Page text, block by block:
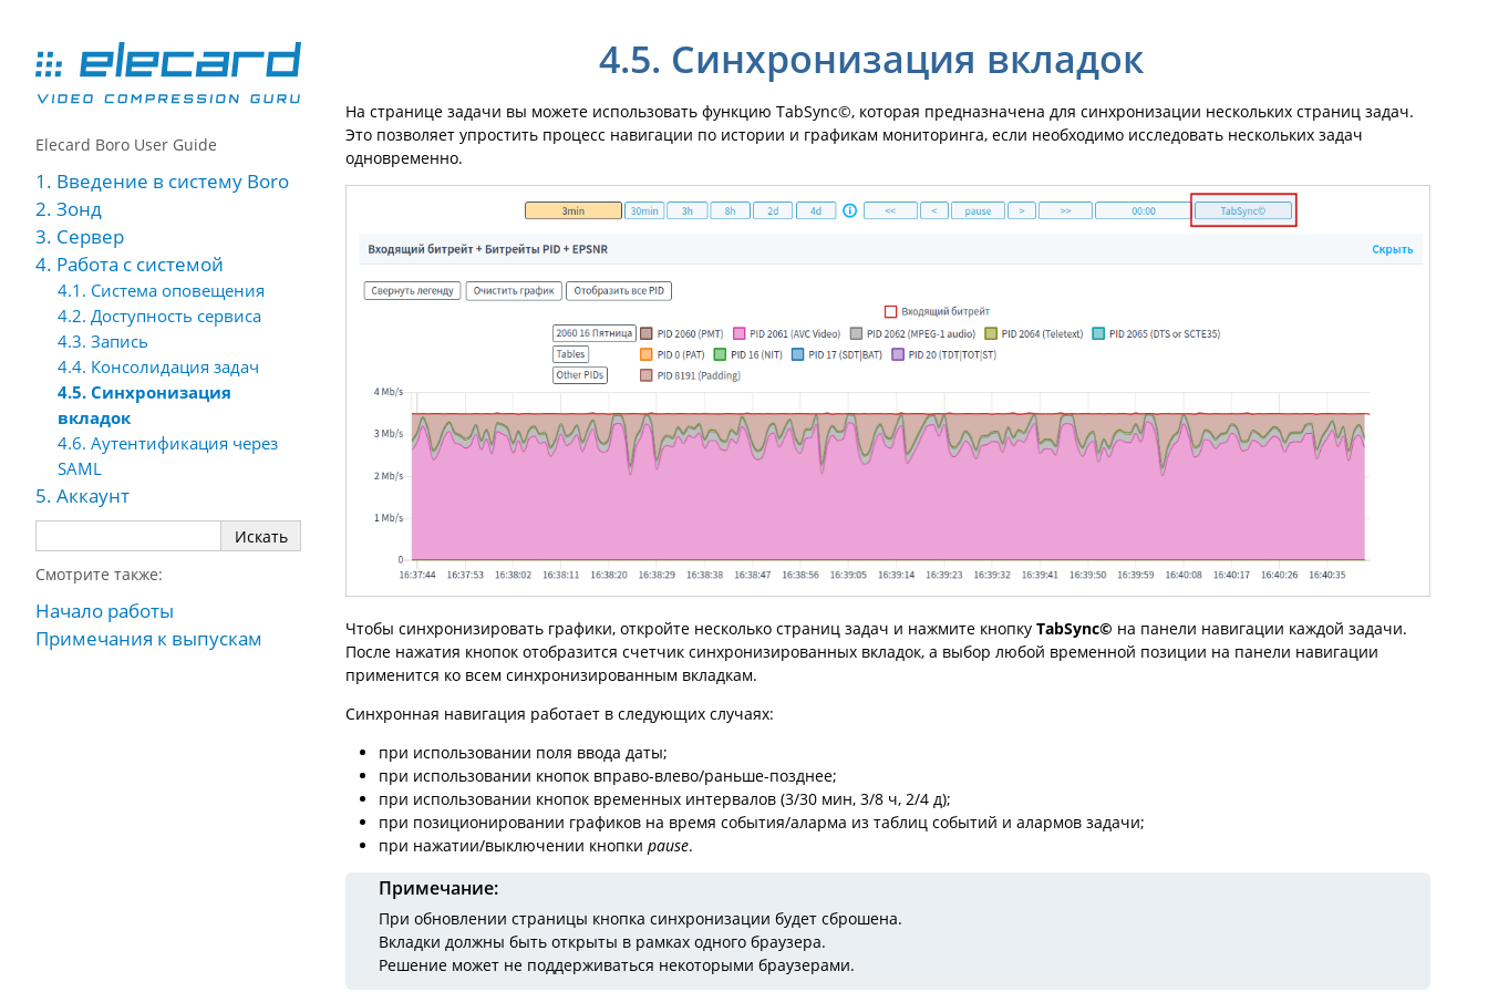
Elecard Boro User Guide
1. Введение в систему Boro
2. Зонд
3. Сервер
4. Работа с системой
4.1. Система оповещения
4.2. Доступность сервиса
4.3. Запись
4.4. Консолидация задач
4.5. Синхронизация
вкладок
4.6. Аутентификация через
SAML
5. Аккаунт
Смотрите также:
Начало работы
Примечания к выпускам
4.5. Синхронизация вкладок
На странице задачи вы можете использовать функцию TabSync©, которая предназначена для синхронизации нескольких страниц задач.
Это позволяет упростить процесс навигации по истории и графикам мониторинга, если необходимо исследовать нескольких задач
одновременно.
Чтобы синхронизировать графики, откройте несколько страниц задач и нажмите кнопку TabSync© на панели навигации каждой задачи.
После нажатия кнопок отобразится счетчик синхронизированных вкладок, а выбор любой временной позиции на панели навигации
применится ко всем синхронизированным вкладкам.
Синхронная навигация работает в следующих случаях:
при использовании поля ввода даты;
при использовании кнопок вправо-влево/раньше-позднее;
при использовании кнопок временных интервалов (3/30 мин, 3/8 ч, 2/4 д);
при позиционировании графиков на время события/аларма из таблиц событий и алармов задачи;
при нажатии/выключении кнопки pause.
Примечание
При обновлении страницы кнопка синхронизации будет сброшена.
Вкладки должны быть открыты в рамках одного браузера.
Решение может не поддерживаться некоторыми браузерами.